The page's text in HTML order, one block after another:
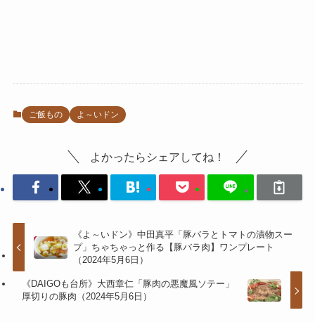
ご飯もの よ～いドン
よかったらシェアしてね！
《よ～いドン》中田真平「豚バラとトマトの漬物スー
プ」ちゃちゃっと作る【豚バラ肉】ワンプレート
（2024年5月6日）
《DAIGOも台所》大西章仁「豚肉の悪魔風ソテー」
厚切りの豚肉（2024年5月6日）